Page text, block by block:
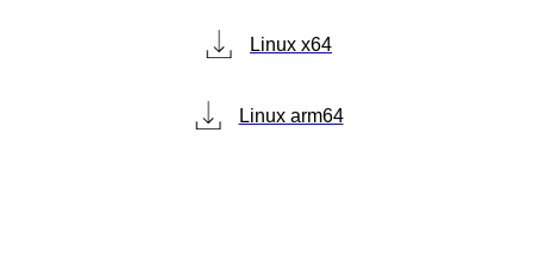
Linux x64
Linux arm64